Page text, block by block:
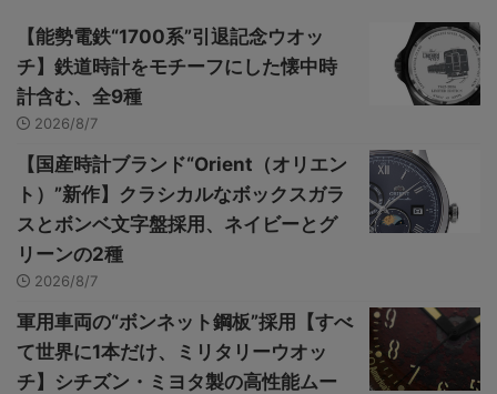
【能勢電鉄“1700系”引退記念ウオッ
チ】鉄道時計をモチーフにした懐中時
計含む、全9種
2026/8/7
【国産時計ブランド“Orient（オリエン
ト）”新作】クラシカルなボックスガラ
スとボンベ文字盤採用、ネイビーとグ
リーンの2種
2026/8/7
軍用車両の“ボンネット鋼板”採用【すべ
て世界に1本だけ、ミリタリーウオッ
チ】シチズン・ミヨタ製の高性能ムー